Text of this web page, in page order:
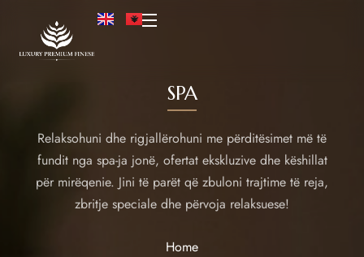
SPA
Relaksohuni dhe rigjallërohuni me përditësimet më të
fundit nga spa-ja jonë, ofertat ekskluzive dhe këshillat
për mirëqenie. Jini të parët që zbuloni trajtime të reja,
zbritje speciale dhe përvoja relaksuese!
Home